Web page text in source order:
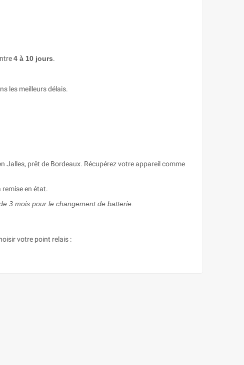
4 à 10 jours.
les meilleurs délais.
Jalles, prêt de Bordeaux. Récupérez votre appareil comme
en état.
3 mois pour le changement de batterie.
votre point relais :